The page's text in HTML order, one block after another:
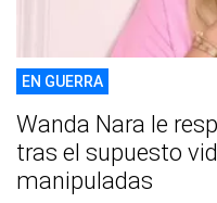
EN GUERRA
Wanda Nara le
tras el supuesto
manipuladas